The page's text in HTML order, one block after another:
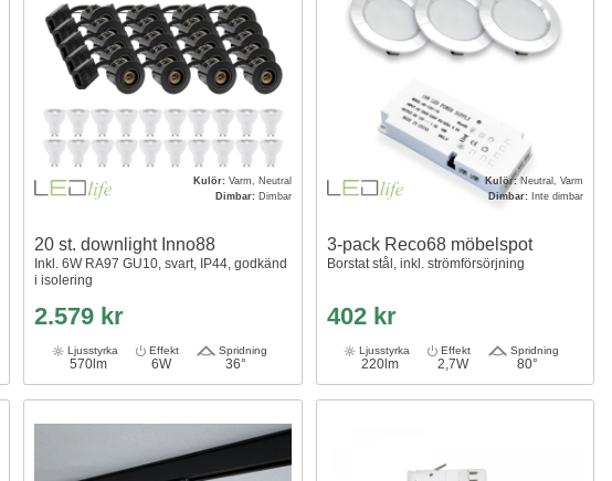
Kulör: Varm, Neutral
Dimbar: Dimbar
20 st. downlight Inno88
Inkl. 6W RA97 GU10, svart, IP44, godkänd
i isolering
2.579 kr
Ljusstyrka
570lm
Effekt
6W
Spridning
36°
Kulör:Neutral, Varm
Dimbar: Inte dimbar
3-pack Reco68 möbelspot
Borstat stål, inkl. strömförsörjning
402 kr
Ljusstyrka
220lm
Effekt
2,7W
Spridning
80°